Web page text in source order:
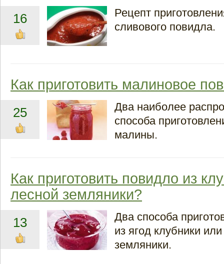
16
Рецепт
сливового повидла.
Как приготовить малиновое
25
Два наиболее
способа
малины.
Как приготовить повидло из
лесной земляники?
13
Два способа
из ягод клубники
земляники.